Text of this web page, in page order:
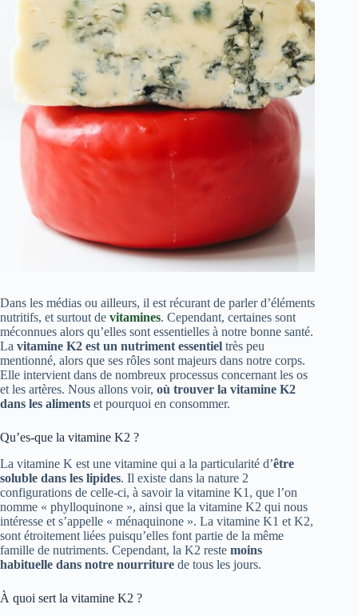
Dans les médias ou ailleurs, il est récurant de parler d’éléments
nutritifs, et surtout de vitamines. Cependant, certaines sont
méconnues alors qu’elles sont essentielles à notre bonne santé.
La vitamine K2 est un nutriment essentiel très peu
mentionné, alors que ses rôles sont majeurs dans notre corps.
Elle intervient dans de nombreux processus concernant les os
et les artères. Nous allons voir, où trouver la vitamine K2
dans les aliments et pourquoi en consommer.
Qu’es-que la vitamine K2 ?
La vitamine K est une vitamine qui a la particularité d’être
soluble dans les lipides. Il existe dans la nature 2
configurations de celle-ci, à savoir la vitamine K1, que l’on
nomme « phylloquinone », ainsi que la vitamine K2 qui nous
intéresse et s’appelle « ménaquinone ». La vitamine K1 et K2,
sont étroitement liées puisqu’elles font partie de la même
famille de nutriments. Cependant, la K2 reste moins
habituelle dans notre nourriture de tous les jours.
À quoi sert la vitamine K2 ?